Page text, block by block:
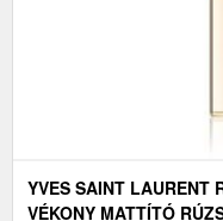
YVES SAINT LAURENT
VÉKONY MATTÍTÓ